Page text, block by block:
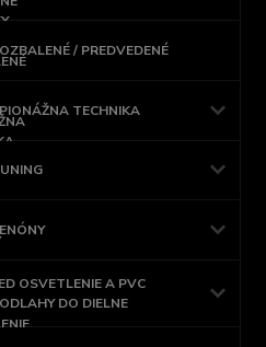
/ PREDVEDENÉ
TECHNIKA
OSVETLENIE A PVC
DO DIELNE